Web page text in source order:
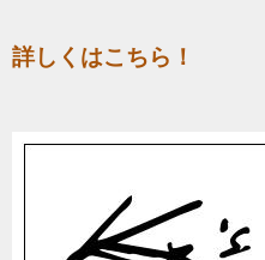
詳しくはこちら！